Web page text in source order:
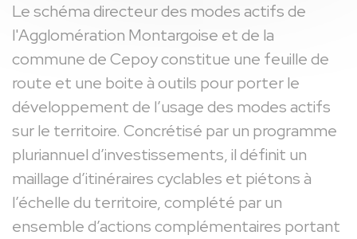
Le schéma directeur des modes actifs de
l'Agglomération Montargoise et de la
commune de Cepoy constitue une feuille de
route et une boite à outils pour porter le
développement de l’usage des modes actifs
sur le territoire. Concrétisé par un programme
pluriannuel d’investissements, il définit un
maillage d’itinéraires cyclables et piétons à
l’échelle du territoire, complété par un
ensemble d’actions complémentaires portant